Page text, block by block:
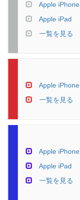
Apple iPhone
Apple iPad
一覧を見る
Apple iPhone
一覧を見る
Apple iPhone
Apple iPad
一覧を見る